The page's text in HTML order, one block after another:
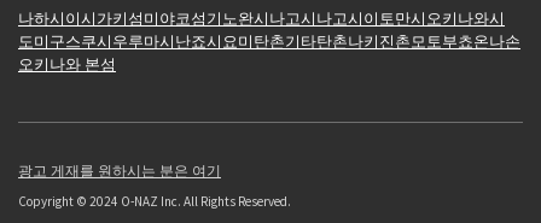
나하시이시가키섬미야코섬기노완시나고시나고시이토만시오키나와시
도미구스쿠시우루마시난죠시요미탄촌기타탄촌나키진촌모토부쵸온나손
오키나와 본섬
Copyright © 2024 O-NAZ Inc. All Rights Reserved.
광고 게재를 원하시는 분은 여기